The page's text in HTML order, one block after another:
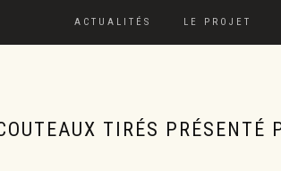
ACTUALITÉS LE PROJET
TIRÉS PRÉSENTÉ